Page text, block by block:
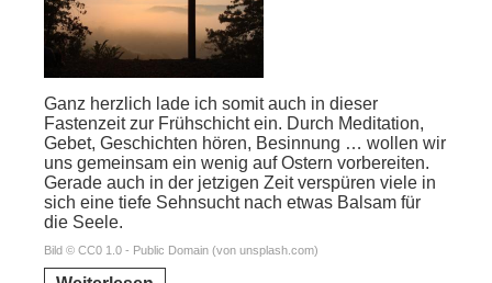
Ganz herzlich lade ich somit auch in dieser
Fastenzeit zur Frühschicht ein. Durch Meditation,
Gebet, Geschichten hören, Besinnung … wollen wir
uns gemeinsam ein wenig auf Ostern vorbereiten.
Gerade auch in der jetzigen Zeit verspüren viele in
sich eine tiefe Sehnsucht nach etwas Balsam für
die Seele.
Bild © CC0 1.0 - Public Domain (von unsplash.com)